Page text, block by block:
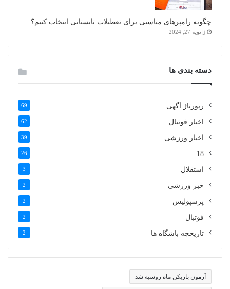
چگونه رامپرهای مناسبی برای تعطیلات تابستانی انتخاب کنیم؟
ژانویه 27, 2024
دسته بندی ها
رپورتاژ آگهی 69
اخبار فوتبال 62
اخبار ورزشی 39
18
26
استقلال 3
خبر ورزشی 2
پرسپولیس 2
فوتبال 2
تاریخچه باشگاه ها 2
آزمون بازیکن ماه روسیه شد